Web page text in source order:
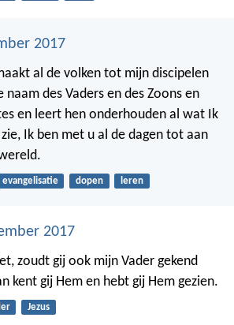
2017
al de volken tot mijn discipelen
des Vaders en des Zoons en
en leert hen onderhouden al wat Ik
Ik ben met u al de dagen tot aan
evangelisatie dopen leren
2017
zoudt gij ook mijn Vader gekend
kent gij Hem en hebt gij Hem gezien.
Jezus